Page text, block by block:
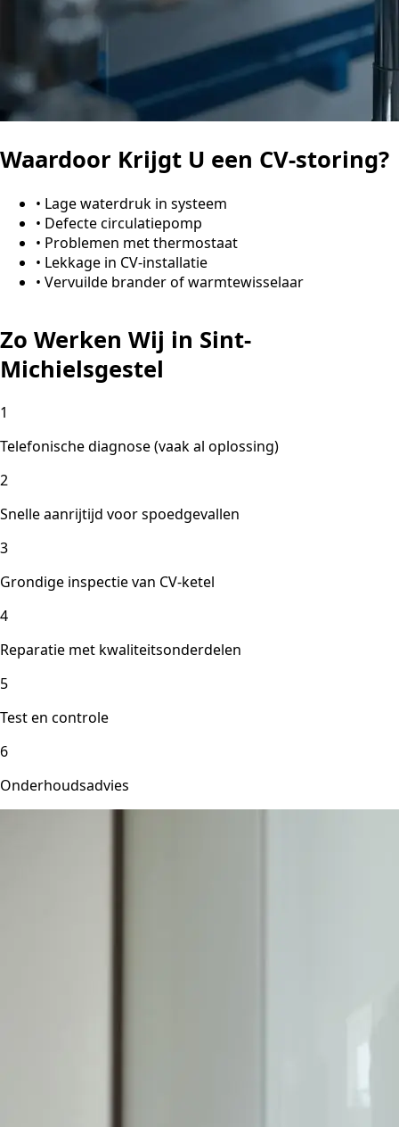
Waardoor Krijgt U een CV-storing?
• Lage waterdruk in systeem
• Defecte circulatiepomp
• Problemen met thermostaat
• Lekkage in CV-installatie
• Vervuilde brander of warmtewisselaar
Zo Werken Wij in Sint-
Michielsgestel
1
Telefonische diagnose (vaak al oplossing)
2
Snelle aanrijtijd voor spoedgevallen
3
Grondige inspectie van CV-ketel
4
Reparatie met kwaliteitsonderdelen
5
Test en controle
6
Onderhoudsadvies